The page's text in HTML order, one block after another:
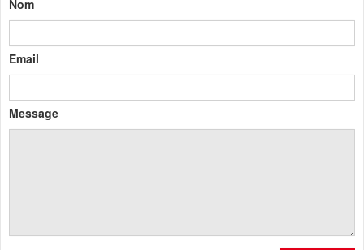
Nom
Email
Message